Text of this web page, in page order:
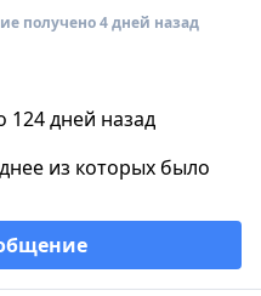
получено 4 дней назад
дней назад
из которых было